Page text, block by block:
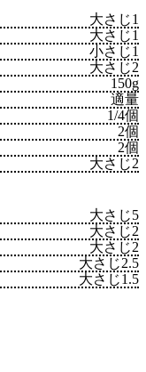
大さじ1
大さじ1
小さじ1
大さじ2
150g
適量
1/4個
2個
2個
大さじ2
大さじ5
大さじ2
大さじ2
大さじ2.5
大さじ1.5